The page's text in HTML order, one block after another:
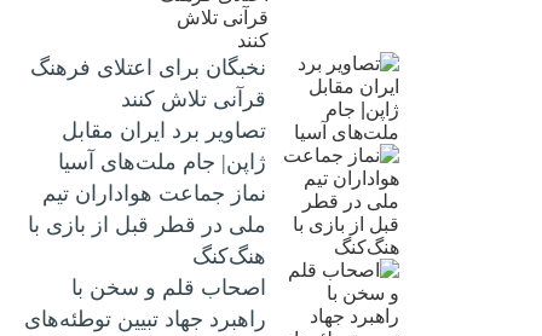
نخبگان برای اعتلای فرهنگ
قرآنی تلاش کنند
تصاویر برد ایران مقابل
ژاپن| جام ملت‌های آسیا
نماز جماعت هواداران تیم
ملی در قطر قبل از بازی با
هنگ‌کنگ
اصحاب قلم و سخن با
راهبرد جهاد تبیین توطئه‌های